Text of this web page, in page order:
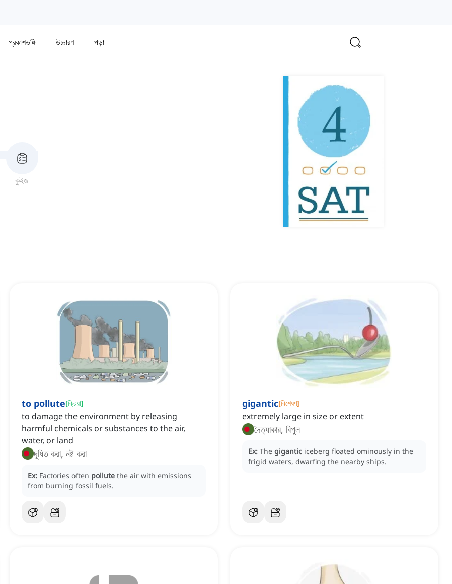
প্রকাশভঙ্গি উচ্চারণ পড়া
কুইজ
to pollute[ক্রিয়া]
to damage the environment by releasing
harmful chemicals or substances to the air,
water, or land
দূষিত করা, নষ্ট করা
Ex: Factories often pollute the air with emissions
from burning fossil fuels.
gigantic[বিশেষণ]
extremely large in size or extent
দৈত্যাকার, বিপুল
Ex: The gigantic iceberg floated ominously in the
frigid waters, dwarfing the nearby ships.